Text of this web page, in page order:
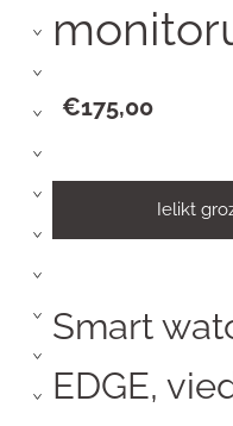
›
›
›
›
›
›
›
›
›
›
€175,00
Ielikt
Smart
EDGE,